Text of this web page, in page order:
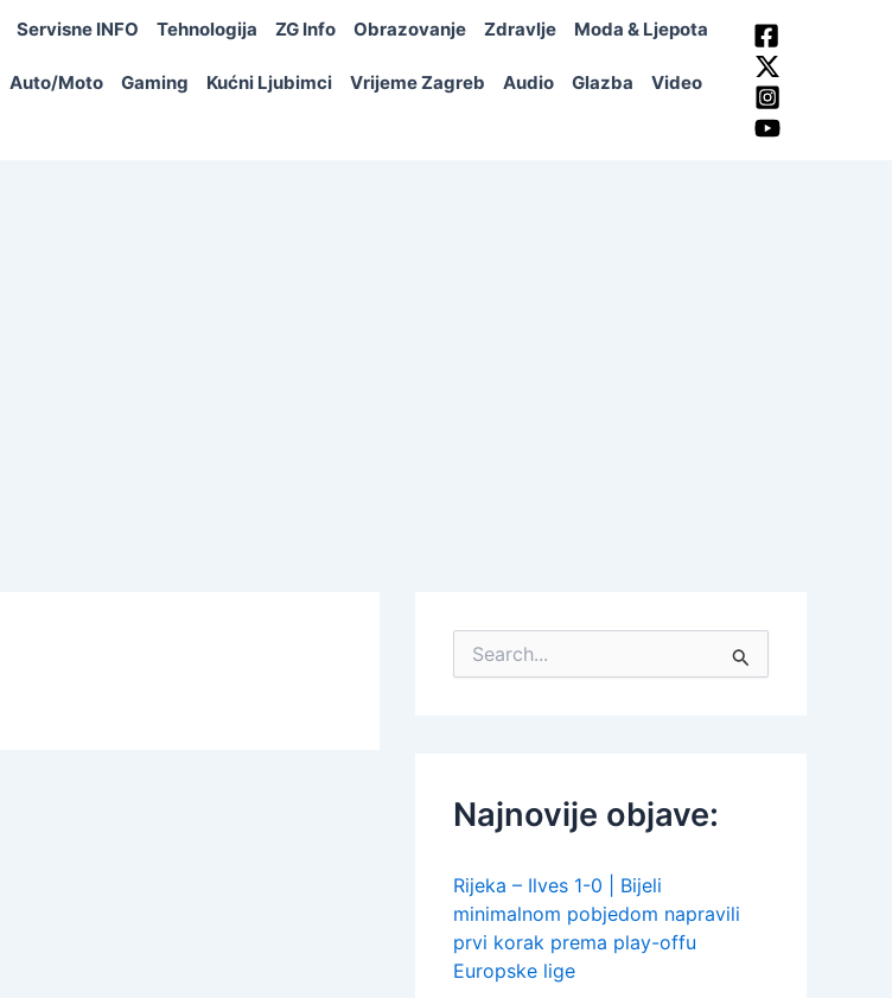
Servisne INFO Tehnologija ZG Info Obrazovanje Zdravlje Moda & Ljepota
Auto/Moto Gaming Kućni Ljubimci Vrijeme Zagreb Audio Glazba Video
o
rNajnovije objave:
Rijeka – Ilves 1-0 | Bijeli
minimalnom pobjedom napravili
prvi korak prema play-offu
Europske lige